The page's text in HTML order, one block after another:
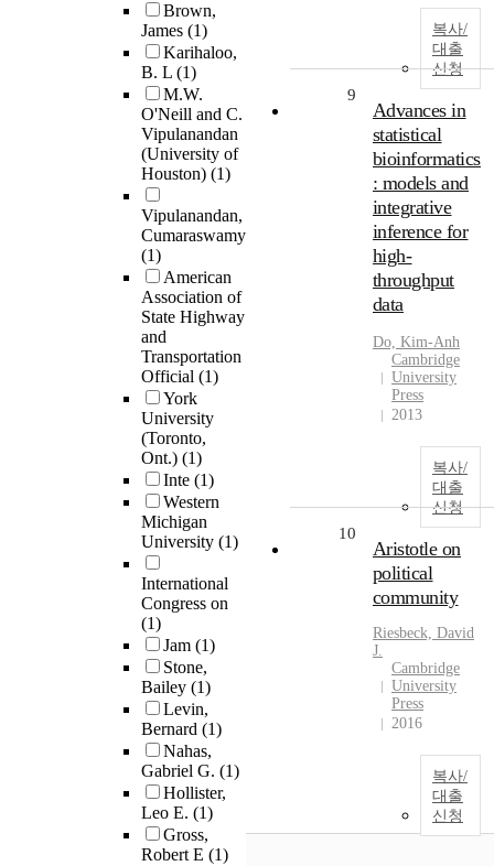
Brown,
James (1)
Karihaloo,
B. L (1)
M.W.
O'Neill and C.
Vipulanandan
(University of
Houston) (1)
Vipulanandan,
Cumaraswamy
(1)
American
Association of
State Highway
and
Transportation
Official (1)
York
University
(Toronto,
Ont.) (1)
Inte (1)
Western
Michigan
University (1)
International
Congress on
(1)
Jam (1)
Stone,
Bailey (1)
Levin,
Bernard (1)
Nahas,
Gabriel G. (1)
Hollister,
Leo E. (1)
Gross,
Robert E (1)
복사/
대출
신청
9
Advances in
statistical
bioinformatics
: models and
integrative
inference for
high-
throughput
data
Do, Kim-Anh
Cambridge
University
Press
2013
복사/
대출
신청
10
Aristotle on
political
community
Riesbeck, David
J.
Cambridge
University
Press
2016
복사/
대출
신청